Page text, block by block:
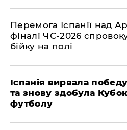
Перемога Іспанії над
фіналі ЧС-2026
бійку на полі
Іспанія вирвала
та знову здобула Кубок
футболу